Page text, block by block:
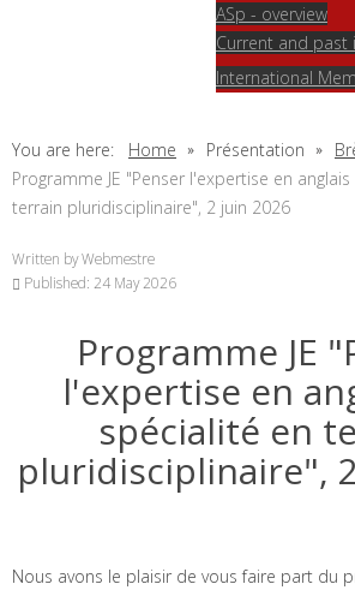
ASp - overview
Current and past
International
You are here: Home Présentation
Programme JE "Penser l'expertise en
terrain pluridisciplinaire", 2 juin 2026
Written byWebmestre
Published: 24 May 2026
Programme JE
l'expertise en
spécialité en
pluridisciplinaire",
Nous avons le plaisir de vous faire part du